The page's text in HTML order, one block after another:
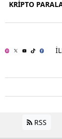
KRİPTO
RSS